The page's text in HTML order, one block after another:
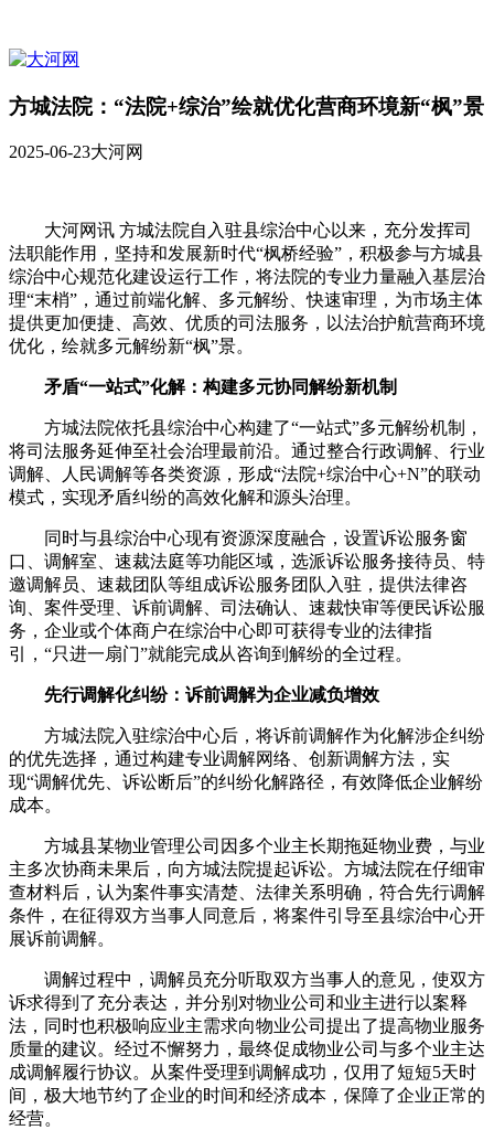
方城法院：“法院+综治”绘就优化营商环境新“枫”景
2025-06-23大河网
大河网讯 方城法院自入驻县综治中心以来，充分发挥司
法职能作用，坚持和发展新时代“枫桥经验”，积极参与方城县
综治中心规范化建设运行工作，将法院的专业力量融入基层治
理“末梢”，通过前端化解、多元解纷、快速审理，为市场主体
提供更加便捷、高效、优质的司法服务，以法治护航营商环境
优化，绘就多元解纷新“枫”景。
矛盾“一站式”化解：构建多元协同解纷新机制
方城法院依托县综治中心构建了“一站式”多元解纷机制，
将司法服务延伸至社会治理最前沿。通过整合行政调解、行业
调解、人民调解等各类资源，形成“法院+综治中心+N”的联动
模式，实现矛盾纠纷的高效化解和源头治理。
同时与县综治中心现有资源深度融合，设置诉讼服务窗
口、调解室、速裁法庭等功能区域，选派诉讼服务接待员、特
邀调解员、速裁团队等组成诉讼服务团队入驻，提供法律咨
询、案件受理、诉前调解、司法确认、速裁快审等便民诉讼服
务，企业或个体商户在综治中心即可获得专业的法律指
引，“只进一扇门”就能完成从咨询到解纷的全过程。
先行调解化纠纷：诉前调解为企业减负增效
方城法院入驻综治中心后，将诉前调解作为化解涉企纠纷
的优先选择，通过构建专业调解网络、创新调解方法，实
现“调解优先、诉讼断后”的纠纷化解路径，有效降低企业解纷
成本。
方城县某物业管理公司因多个业主长期拖延物业费，与业
主多次协商未果后，向方城法院提起诉讼。方城法院在仔细审
查材料后，认为案件事实清楚、法律关系明确，符合先行调解
条件，在征得双方当事人同意后，将案件引导至县综治中心开
展诉前调解。
调解过程中，调解员充分听取双方当事人的意见，使双方
诉求得到了充分表达，并分别对物业公司和业主进行以案释
法，同时也积极响应业主需求向物业公司提出了提高物业服务
质量的建议。经过不懈努力，最终促成物业公司与多个业主达
成调解履行协议。从案件受理到调解成功，仅用了短短5天时
间，极大地节约了企业的时间和经济成本，保障了企业正常的
经营。